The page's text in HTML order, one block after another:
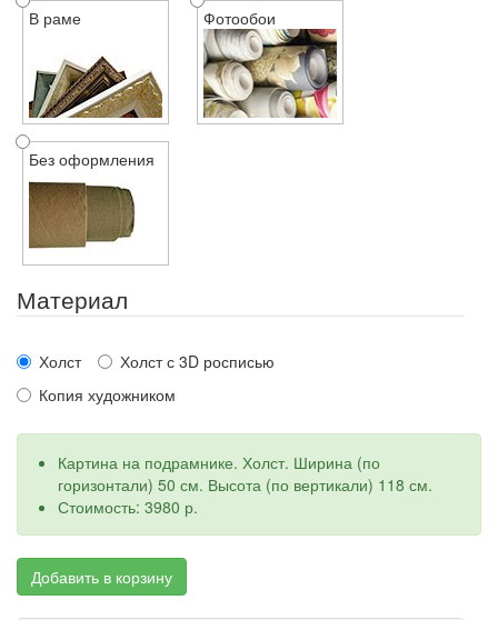
В раме Фотообои
Без оформления
Материал
Холст
Холст с 3D росписью
Копия художником
Картина на подрамнике. Холст. Ширина (по
горизонтали) 50 см. Высота (по вертикали) 118 см.
Стоимость: 3980 р.
Добавить в корзину